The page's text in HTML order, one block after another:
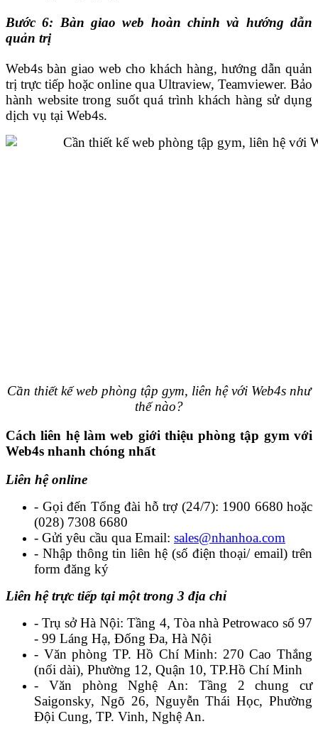
Bước 6: Bàn giao web hoàn chỉnh và hướng dẫn
quản trị
Web4s bàn giao web cho khách hàng, hướng dẫn quản
trị trực tiếp hoặc online qua Ultraview, Teamviewer. Bảo
hành website trong suốt quá trình khách hàng sử dụng
dịch vụ tại Web4s.
Cần thiết kế web phòng tập gym, liên hệ với Web4s như
thế nào?
Cách liên hệ làm web giới thiệu phòng tập gym với
Web4s nhanh chóng nhất
Liên hệ online
- Gọi đến Tổng đài hỗ trợ (24/7): 1900 6680 hoặc
(028) 7308 6680
- Gửi yêu cầu qua Email: sales@nhanhoa.com
- Nhập thông tin liên hệ (số điện thoại/ email) trên
form đăng ký
Liên hệ trực tiếp tại một trong 3 địa chỉ
- Trụ sở Hà Nội: Tầng 4, Tòa nhà Petrowaco số 97
- 99 Láng Hạ, Đống Đa, Hà Nội
- Văn phòng TP. Hồ Chí Minh: 270 Cao Thắng
(nối dài), Phường 12, Quận 10, TP.Hồ Chí Minh
- Văn phòng Nghệ An: Tầng 2 chung cư
Saigonsky, Ngõ 26, Nguyễn Thái Học, Phường
Đội Cung, TP. Vinh, Nghệ An.